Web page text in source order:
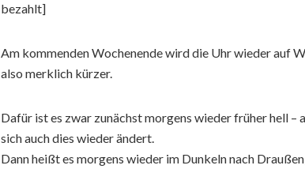
bezahlt]
Am kommenden Wochenende wird die Uhr wieder auf
also merklich kürzer.
Dafür ist es zwar zunächst morgens wieder früher hell –
sich auch dies wieder ändert.
Dann heißt es morgens wieder im Dunkeln nach